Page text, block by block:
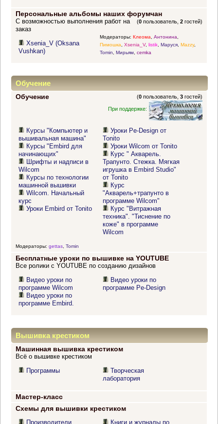
Персональные альбомы наших форумчан
(0 пользователь,2 гостей)
С возможностью выполнения работ на
заказ
Xsenia_V (Oksana
Vushkan)
Модераторы: Клеома, Антонина,
Пимошка, Xsenia_V, listik, Маруся, Mazzy,
Tomin, Мирьям, cemka
Обучение
Обучение (0 пользователь,3 гостей)
При поддержке:
Курсы "Компьютер и
вышивальная машина"
Курсы "Embird для
начинающих"
Шрифты и надписи в
Wilcom
Курсы по технологии
машинной вышивки
Wilcom. Начальный
курс
Уроки Embird от Tonito
Уроки Pe-Design от
Tonito
Уроки Wilcom от Tonito
Курс " Акварель.
Трапунто. Стежка. Мягкая
игрушка в Embird Studio"
от Tonito
Курс
"Акварель+трапунто в
программе Wilcom"
Курс "Витражная
техника". "Тиснение по
коже" в программе
Wilcom
Модераторы: gettas, Tomin
Бесплатные уроки по вышивке на YOUTUBE
Все ролики с YOUTUBE по созданию дизайнов
Видео уроки по
программе Wilcom
Видео уроки по
программе Embird.
Видео уроки по
программе Pe-Design
Вышивка крестиком
Машинная вышивка крестиком
Всё о вышивке крестиком
Программы
Творческая
лаборатория
Мастер-класс
Схемы для вышивки крестиком
Производители Книги и журналы по